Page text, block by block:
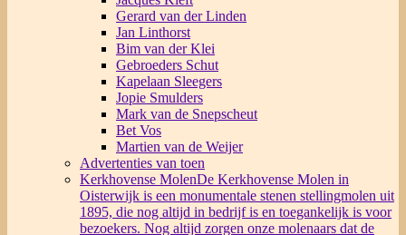
Gerard van der Linden
Jan Linthorst
Bim van der Klei
Gebroeders Schut
Kapelaan Sleegers
Jopie Smulders
Mark van de Snepscheut
Bet Vos
Martien van de Weijer
Advertenties van toen
Kerkhovense MolenDe Kerkhovense Molen in
Oisterwijk is een monumentale stenen stellingmolen uit
1895, die nog altijd in bedrijf is en toegankelijk is voor
bezoekers. Nog altijd zorgen onze molenaars dat de